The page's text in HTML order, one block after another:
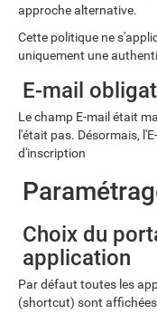
approche alternative.
Cette politique ne
uniquement une
E-mail
Le champ E-mail était
l'était pas. Désormais,
d'inscription
Choix du
application
Par défaut toutes les
(shortcut) sont